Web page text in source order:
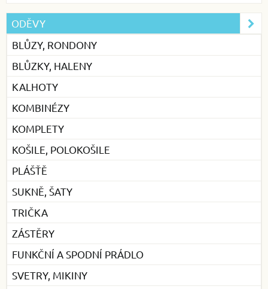
ODĚVY
BLŮZY, RONDONY
BLŮZKY, HALENY
KALHOTY
KOMBINÉZY
KOMPLETY
KOŠILE, POLOKOŠILE
PLÁŠŤĚ
SUKNĚ, ŠATY
TRIČKA
ZÁSTĚRY
FUNKČNÍ A SPODNÍ PRÁDLO
SVETRY, MIKINY